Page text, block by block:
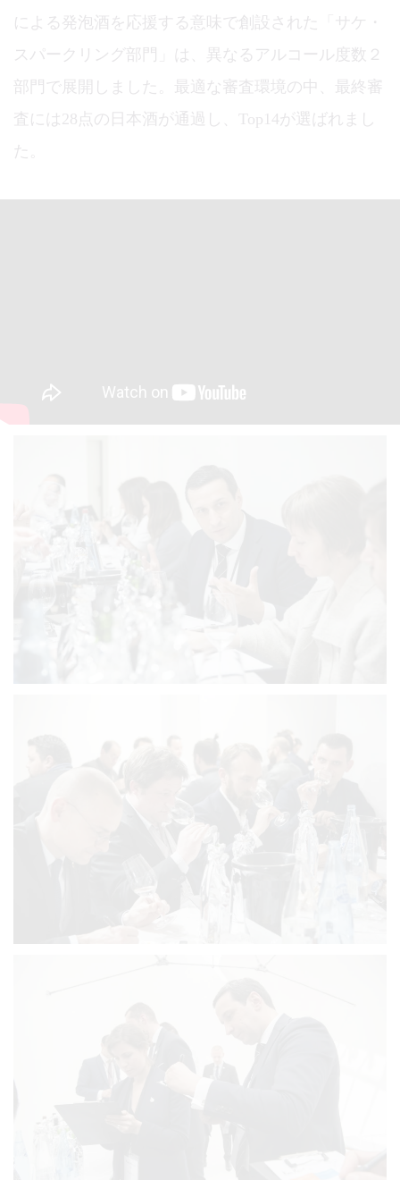
による発泡酒を応援する意味で創設された「サケ・
スパークリング部門」は、異なるアルコール度数２
部門で展開しました。最適な審査環境の中、最終審
査には28点の日本酒が通過し、Top14が選ばれまし
た。